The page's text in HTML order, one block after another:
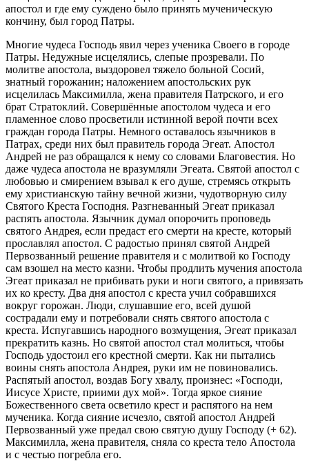
апостол и где ему суждено было принять мученическую
кончину, был город Патры.
Многие чудеса Господь явил через ученика Своего в городе
Патры. Недужные исцелялись, слепые прозревали. По
молитве апостола, выздоровел тяжело больной Сосий,
знатный горожанин; наложением апостольских рук
исцелилась Максимилла, жена правителя Патрского, и его
брат Стратоклий. Совершённые апостолом чудеса и его
пламенное слово просветили истинной верой почти всех
граждан города Патры. Немного оставалось язычников в
Патрах, среди них был правитель города Эгеат. Апостол
Андрей не раз обращался к нему со словами Благовестия. Но
даже чудеса апостола не вразумляли Эгеата. Святой апостол с
любовью и смирением взывал к его душе, стремясь открыть
ему христианскую тайну вечной жизни, чудотворную силу
Святого Креста Господня. Разгневанный Эгеат приказал
распять апостола. Язычник думал опорочить проповедь
святого Андрея, если предаст его смерти на кресте, который
прославлял апостол. С радостью принял святой Андрей
Первозванный решение правителя и с молитвой ко Господу
сам взошел на место казни. Чтобы продлить мучения апостола
Эгеат приказал не прибивать руки и ноги святого, а привязать
их ко кресту. Два дня апостол с креста учил собравшихся
вокруг горожан. Люди, слушавшие его, всей душой
сострадали ему и потребовали снять святого апостола с
креста. Испугавшись народного возмущения, Эгеат приказал
прекратить казнь. Но святой апостол стал молиться, чтобы
Господь удостоил его крестной смерти. Как ни пытались
воины снять апостола Андрея, руки им не повиновались.
Распятый апостол, воздав Богу хвалу, произнес: «Господи,
Иисусе Христе, приими дух мой». Тогда яркое сияние
Божественного света осветило крест и распятого на нем
мученика. Когда сияние исчезло, святой апостол Андрей
Первозванный уже предал свою святую душу Господу (+ 62).
Максимилла, жена правителя, сняла со креста тело Апостола
и с честью погребла его.